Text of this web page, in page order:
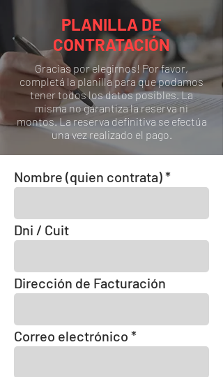
PLANILLA DE
CONTRATACIÓN
Gracias por elegirnos! Por favor,
completá la planilla para que podamos
tener todos los datos posibles. La
misma no garantiza la reserva ni
montos. La reserva definitiva se efectúa
una vez realizado el pago.
Nombre (quien contrata)
Dni / Cuit
Dirección de Facturación
Correo electrónico